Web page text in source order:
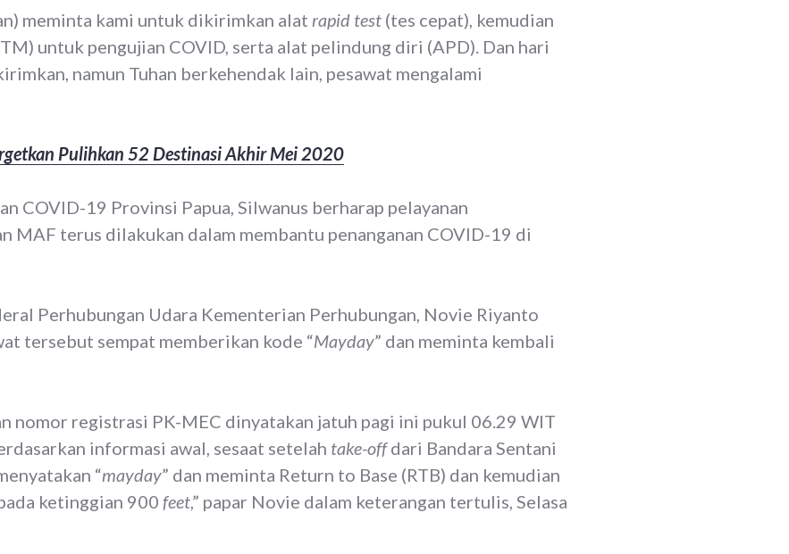
meminta kami untuk dikirimkan alat rapid test (tes cepat), kemudian
untuk pengujian COVID, serta alat pelindung diri (APD). Dan hari
namun Tuhan berkehendak lain, pesawat mengalami
Pulihkan 52 Destinasi Akhir Mei 2020
COVID-19 Provinsi Papua, Silwanus berharap pelayanan
MAF terus dilakukan dalam membantu penanganan COVID-19 di
Perhubungan Udara Kementerian Perhubungan, Novie Riyanto
tersebut sempat memberikan kode “Mayday” dan meminta kembali
nomor registrasi PK-MEC dinyatakan jatuh pagi ini pukul 06.29 WIT
informasi awal, sesaat setelah take-offdari Bandara Sentani
“mayday” dan meminta Return to Base (RTB) dan kemudian
ketinggian 900 feet,” papar Novie dalam keterangan tertulis, Selasa